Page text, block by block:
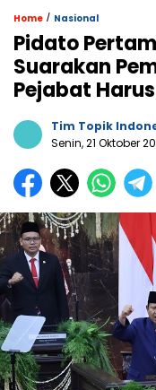
Home / Nasional
Pidato
Suarakan
Pejabat
Tim Topik
Senin, 21 Oktober